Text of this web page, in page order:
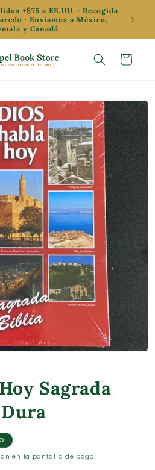
+$75 a EE.UU. · Recogida
· Enviamos a México,
y Canadá
✦
Carrito
Sagrada
en la pantalla de pago.